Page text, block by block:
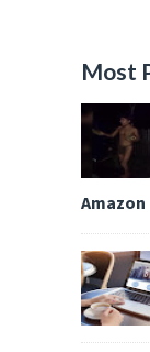
Most
Amazon